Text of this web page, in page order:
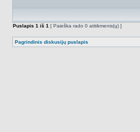
Puslapis 1 iš 1 [ Paieška rado 0 atitikmenis(ų) ]
Pagrindinis diskusijų puslapis